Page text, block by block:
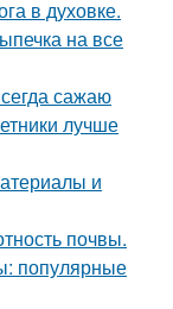
в духовке.
на все
сажаю
лучше
и
почвы.
популярные